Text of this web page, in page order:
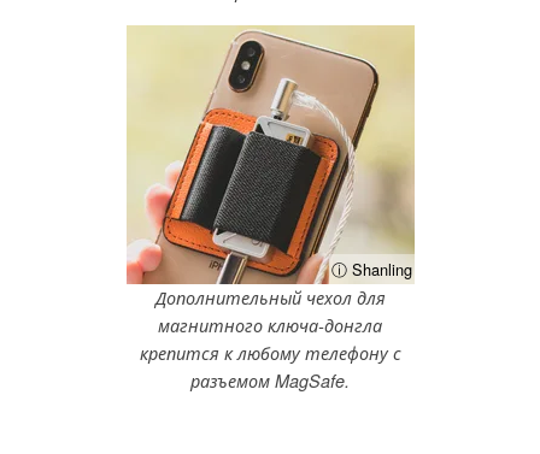
ⓘ Shanling
Дополнительный чехол для
магнитного ключа-донгла
крепится к любому телефону с
разъемом MagSafe.